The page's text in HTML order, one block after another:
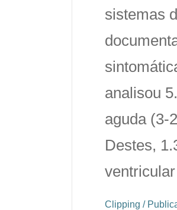
sistemas
analisou
aguda (3-
Destes,
Clipping /